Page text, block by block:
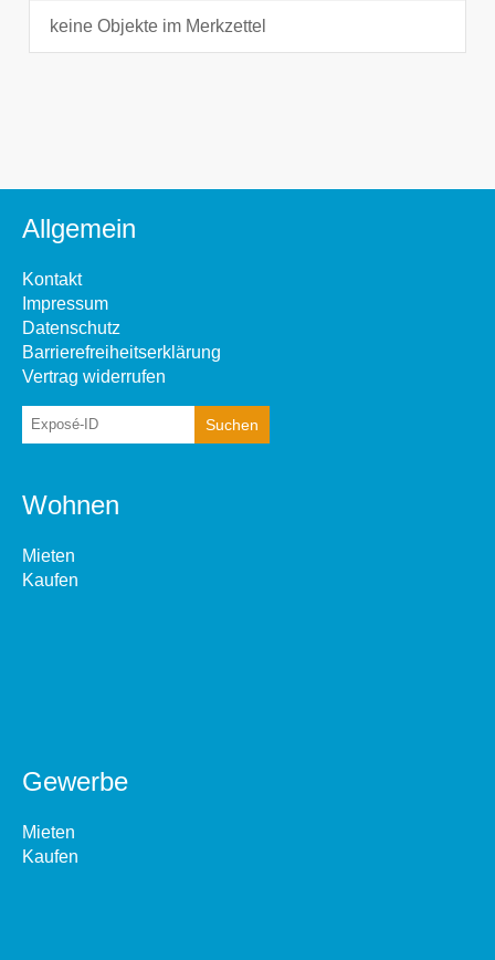
keine Objekte im Merkzettel
Allgemein
Kontakt
Impressum
Datenschutz
Barrierefreiheitserklärung
Vertrag widerrufen
Wohnen
Mieten
Kaufen
Gewerbe
Mieten
Kaufen